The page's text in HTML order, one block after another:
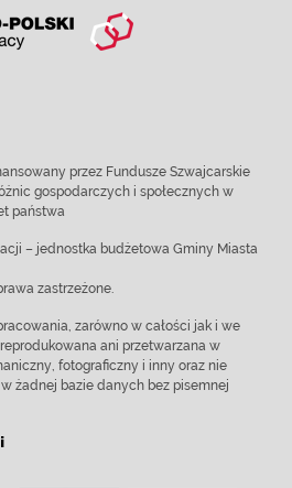
przez Fundusze Szwajcarskie
gospodarczych i społecznych w
państwa
– jednostka budżetowa Gminy Miasta
zastrzeżone.
zarówno w całości jak i we
ani przetwarzana w
fotograficzny i inny oraz nie
żadnej bazie danych bez pisemnej